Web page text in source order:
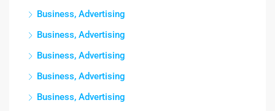
Business, Advertising
Business, Advertising
Business, Advertising
Business, Advertising
Business, Advertising